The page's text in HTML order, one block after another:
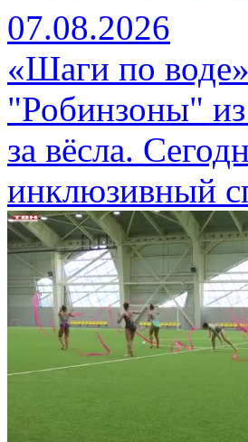
07.08.2026
«Шаги по
"Робинзоны" из
за вёсла.
инклюзивный